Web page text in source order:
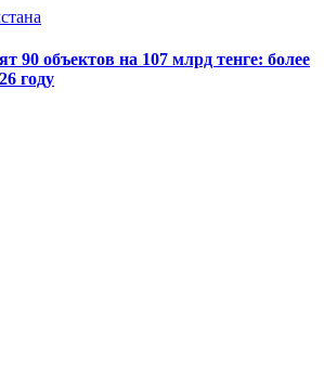
90 объектов на 107 млрд тенге: более
году